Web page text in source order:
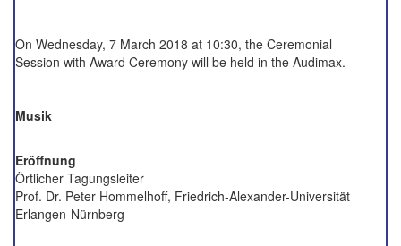
On Wednesday, 7 March 2018 at 10:30, the Ceremonial
Session with Award Ceremony will be held in the Audimax.
Musik
Eröffnung
Örtlicher Tagungsleiter
Prof. Dr. Peter Hommelhoff, Friedrich-Alexander-Universität
Erlangen-Nürnberg